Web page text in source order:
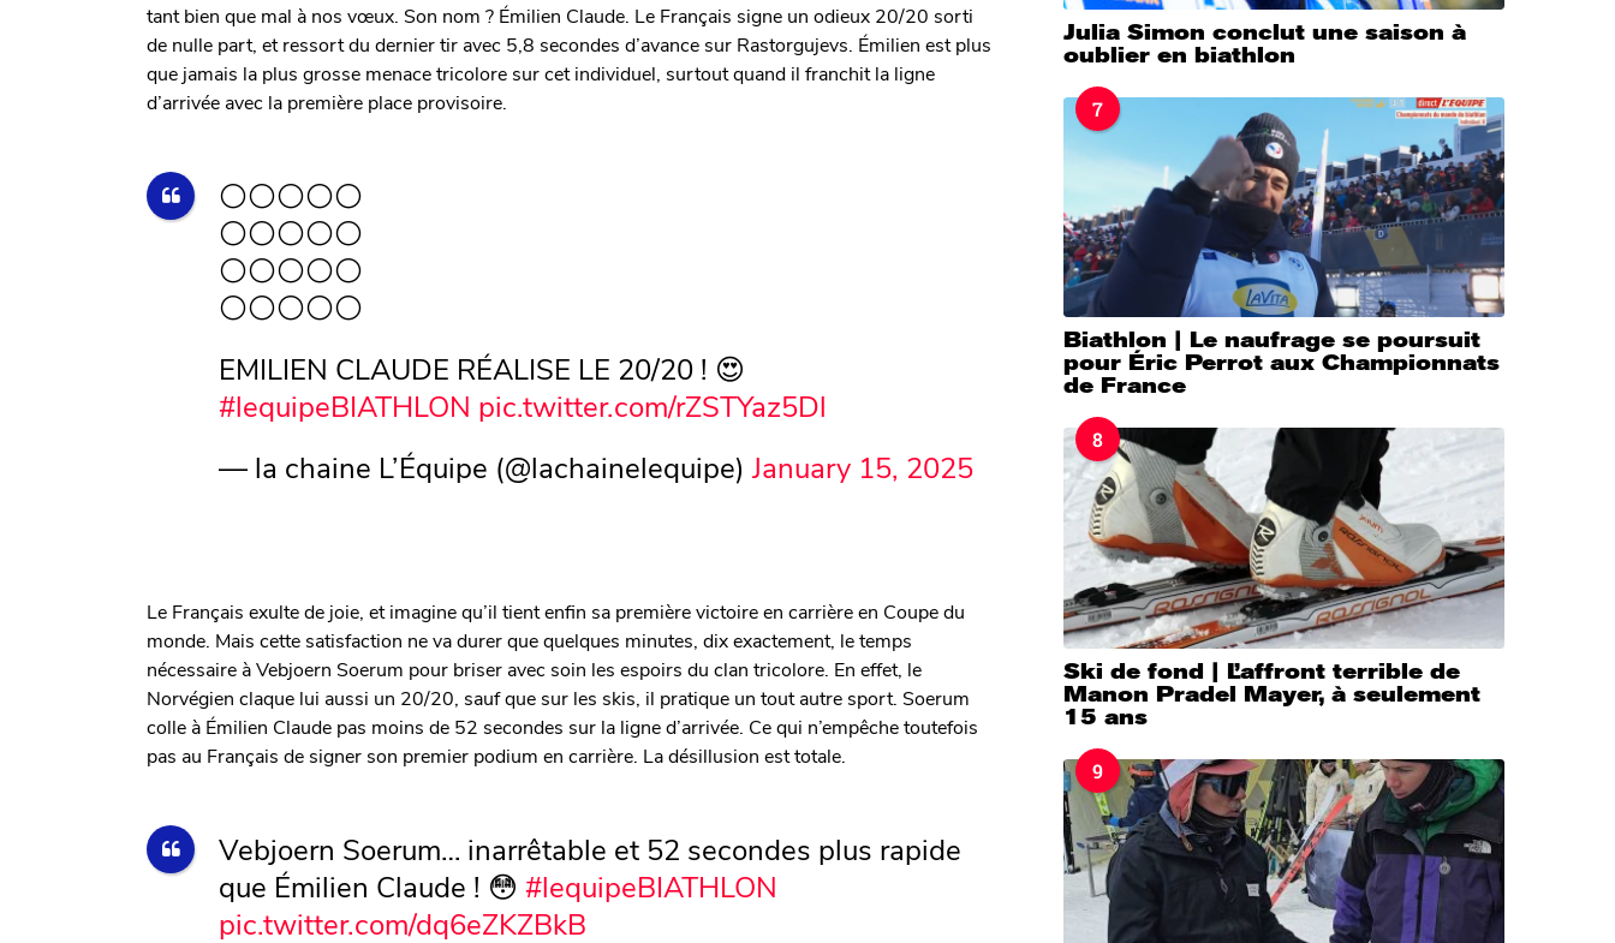
tant bien que mal à nos vœux. Son nom ? Émilien Claude. Le Français signe un odieux 20/20 sorti
de nulle part, et ressort du dernier tir avec 5,8 secondes d’avance sur Rastorgujevs. Émilien est plus
que jamais la plus grosse menace tricolore sur cet individuel, surtout quand il franchit la ligne
d’arrivée avec la première place provisoire.
⚪️⚪️⚪️⚪️⚪️
⚪️⚪️⚪️⚪️⚪️
⚪️⚪️⚪️⚪️⚪️
⚪️⚪️⚪️⚪️⚪️
EMILIEN CLAUDE RÉALISE LE 20/20 ! 😍
#lequipeBIATHLON pic.twitter.com/rZSTYaz5Dl
— la chaine L’Équipe (@lachainelequipe)January 15, 2025
Le Français exulte de joie, et imagine qu’il tient enfin sa première victoire en carrière en Coupe du
monde. Mais cette satisfaction ne va durer que quelques minutes, dix exactement, le temps
nécessaire à Vebjoern Soerum pour briser avec soin les espoirs du clan tricolore. En effet, le
Norvégien claque lui aussi un 20/20, sauf que sur les skis, il pratique un tout autre sport. Soerum
colle à Émilien Claude pas moins de 52 secondes sur la ligne d’arrivée. Ce qui n’empêche toutefois
pas au Français de signer son premier podium en carrière. La désillusion est totale.
Vebjoern Soerum… inarrêtable et 52 secondes plus rapide
que Émilien Claude ! 😳 #lequipeBIATHLON
pic.twitter.com/dq6eZKZBkB
Julia Simon conclut une saison à
oublier en biathlon
7
Biathlon | Le naufrage se poursuit
pour Éric Perrot aux Championnats
de France
8
Ski de fond | L’affront terrible de
Manon Pradel Mayer, à seulement
15 ans
9